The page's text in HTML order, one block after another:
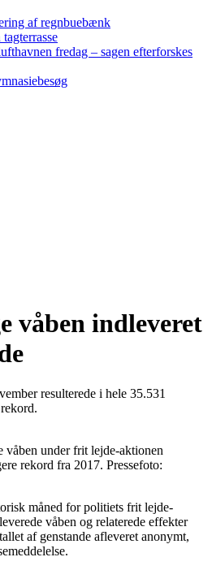
af regnbuebænk
fredag – sagen efterforskes
våben indleveret
resulterede i hele 35.531
våben under frit lejde-aktionen
rekord fra 2017. Pressefoto:
måned for politiets frit lejde-
våben og relaterede effekter
af genstande afleveret anonymt,